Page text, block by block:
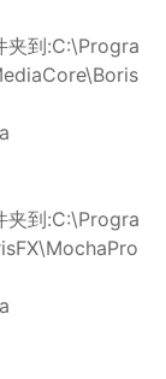
到:C:\Progra
到:C:\Progra